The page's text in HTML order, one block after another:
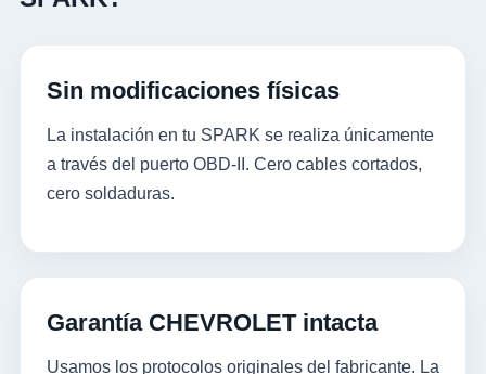
Sin modificaciones físicas
La instalación en tu SPARK se realiza únicamente
a través del puerto OBD-II. Cero cables cortados,
cero soldaduras.
Garantía CHEVROLET intacta
Usamos los protocolos originales del fabricante. La